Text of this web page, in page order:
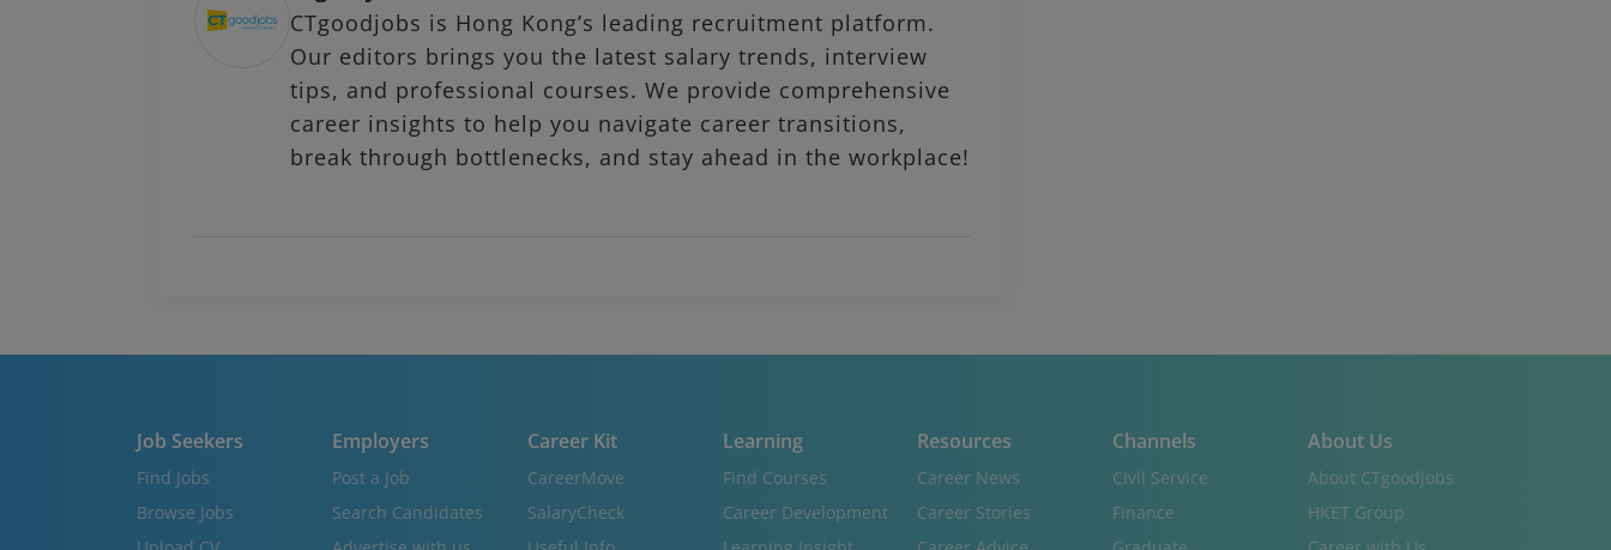
CTgoodjobs is Hong Kong’s leading recruitment platform.
Our editors brings you the latest salary trends, interview
tips, and professional courses. We provide comprehensive
career insights to help you navigate career transitions,
break through bottlenecks, and stay ahead in the workplace!
Job Seekers
Find Jobs
Browse Jobs
Employers
Post a Job
Search Candidates
Career Kit
CareerMove
SalaryCheck
Learning
Find Courses
Career Development
Resources
Career News
Career Stories
Channels
Civil Service
Finance
About Us
About CTgoodjobs
HKET Group